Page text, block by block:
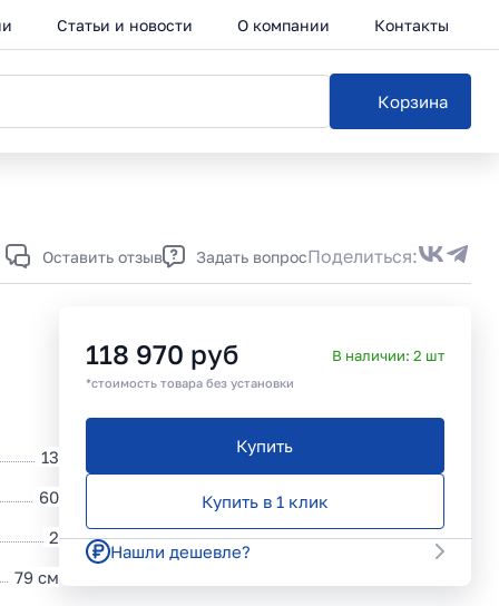
Статьи и новости О компании Контакты
Корзина
Оставить отзыв Задать вопросПоделиться:
13
60
2
79 см
118 970 руб
*стоимость товара без установки
В наличии: 2 шт
Купить
Купить в 1 клик
Нашли дешевле?